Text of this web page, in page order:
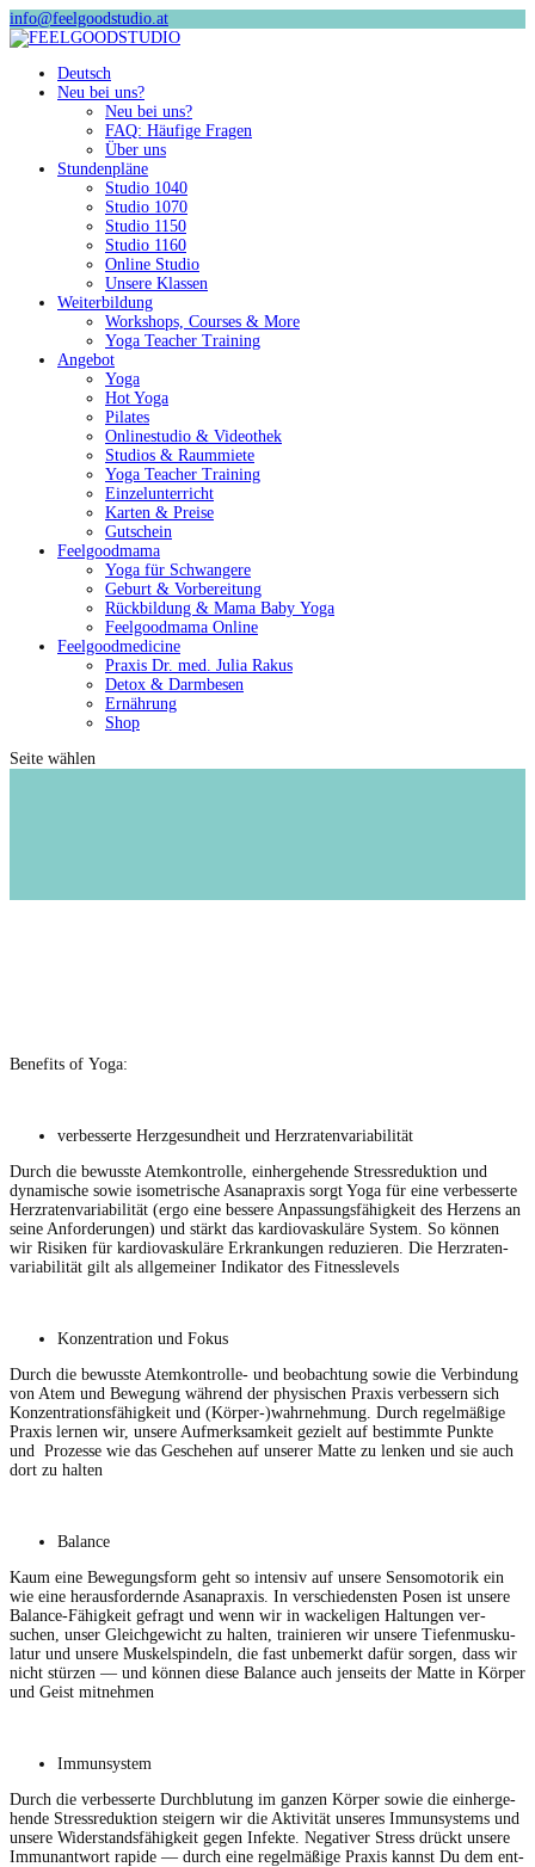
info@feelgoodstudio.at
Deutsch
Neu bei uns?
Neu bei uns?
FAQ: Häufige Fragen
Über uns
Stundenpläne
Studio 1040
Studio 1070
Studio 1150
Studio 1160
Online Studio
Unsere Klassen
Weiterbildung
Workshops, Courses & More
Yoga Teacher Training
Angebot
Yoga
Hot Yoga
Pilates
Onlinestudio & Videothek
Studios & Raummiete
Yoga Teacher Training
Einzelunterricht
Karten & Preise
Gutschein
Feelgoodmama
Yoga für Schwangere
Geburt & Vorbereitung
Rückbildung & Mama Baby Yoga
Feelgoodmama Online
Feelgoodmedicine
Praxis Dr. med. Julia Rakus
Detox & Darmbesen
Ernährung
Shop
Seite wählen
Ben­e­fits of Yoga:
verbesserte Herzge­sund­heit und Herzratenvariabilität
Durch die bewusste Atemkon­trolle, ein­herge­hende Stressre­duk­tion und
dynamis­che sowie isometrische Asanaprax­is sorgt Yoga für eine verbesserte
Herzraten­vari­abil­ität (ergo eine bessere Anpas­sungs­fähigkeit des Herzens an
seine Anforderun­gen) und stärkt das kar­dio­vaskuläre Sys­tem. So kön­nen
wir Risiken für kar­dio­vaskuläre Erkrankun­gen reduzieren. Die Herzraten­
vari­abil­ität gilt als all­ge­mein­er Indika­tor des Fitnesslevels
Konzen­tra­tion und Fokus
Durch die bewusste Atemkon­trolle- und beobach­tung sowie die Verbindung
von Atem und Bewe­gung während der physis­chen Prax­is verbessern sich
Konzen­tra­tions­fähigkeit und (Körper-)wahrnehmung. Durch regelmäßige
Prax­is ler­nen wir, unsere Aufmerk­samkeit gezielt auf bes­timmte Punk­te
und Prozesse wie das Geschehen auf unser­er Mat­te zu lenken und sie auch
dort zu halten
Bal­ance
Kaum eine Bewe­gungs­form geht so inten­siv auf unsere Sen­so­mo­torik ein
wie eine her­aus­fordernde Asanaprax­is. In ver­schieden­sten Posen ist unsere
Bal­ance-Fähigkeit gefragt und wenn wir in wack­e­li­gen Hal­tun­gen ver­
suchen, unser Gle­ichgewicht zu hal­ten, trainieren wir unsere Tiefen­musku­
latur und unsere Muskel­spin­deln, die fast unbe­merkt dafür sor­gen, dass wir
nicht stürzen — und kön­nen diese Bal­ance auch jen­seits der Mat­te in Kör­p­er
und Geist mitnehmen
Immun­sys­tem
Durch die verbesserte Durch­blu­tung im ganzen Kör­p­er sowie die ein­herge­
hende Stressre­duk­tion steigern wir die Aktiv­ität unseres Immun­sys­tems und
unsere Wider­stands­fähigkeit gegen Infek­te. Neg­a­tiv­er Stress drückt unsere
Immu­nant­wort rapi­de — durch eine regelmäßige Prax­is kannst Du dem ent­